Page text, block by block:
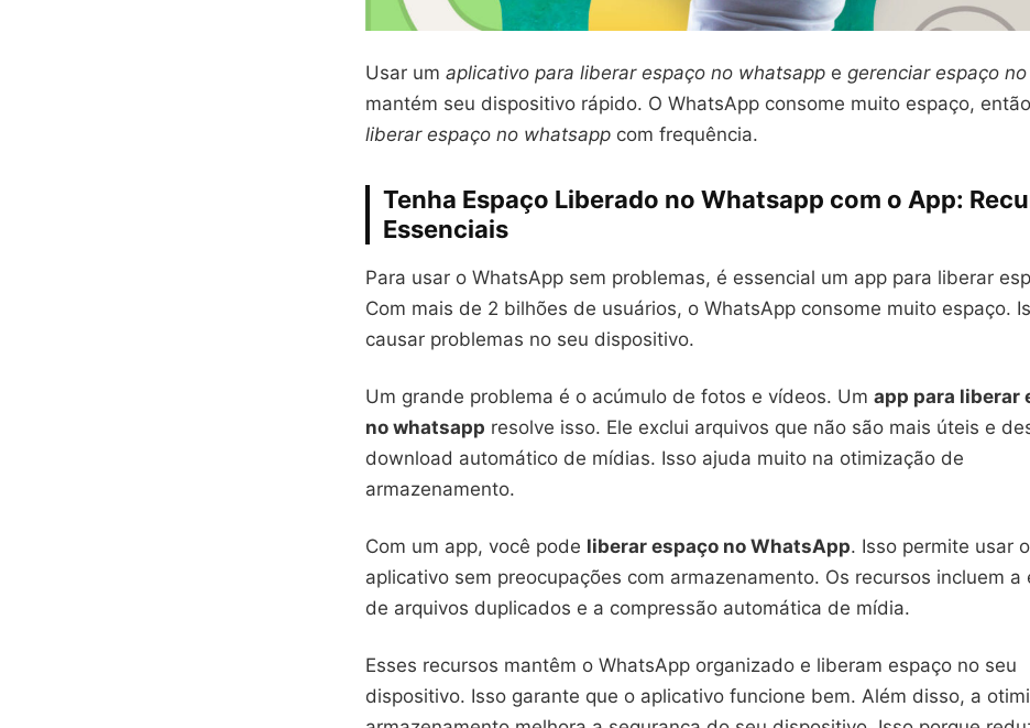
Usar um aplicativo para liberar espaço no whatsapp e gerenciar espaço
mantém seu dispositivo rápido. O WhatsApp consome muito espaço,
liberar espaço no whatsapp com frequência.
Tenha Espaço Liberado no Whatsapp com o App:
Essenciais
Para usar o WhatsApp sem problemas, é essencial um app para liberar
Com mais de 2 bilhões de usuários, o WhatsApp consome muito espaço.
causar problemas no seu dispositivo.
Um grande problema é o acúmulo de fotos e vídeos. Um app para liberar
no whatsapp resolve isso. Ele exclui arquivos que não são mais úteis e
download automático de mídias. Isso ajuda muito na otimização de
armazenamento.
Com um app, você pode liberar espaço no WhatsApp. Isso permite usar o
aplicativo sem preocupações com armazenamento. Os recursos incluem a
de arquivos duplicados e a compressão automática de mídia.
Esses recursos mantêm o WhatsApp organizado e liberam espaço no seu
dispositivo. Isso garante que o aplicativo funcione bem. Além disso, a